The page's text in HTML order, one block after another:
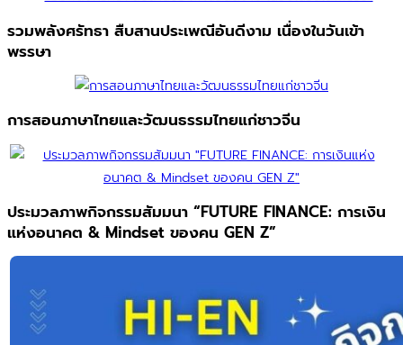
รวมพลังศรัทธา สืบสานประเพณีอันดีงาม เนื่องในวันเข้า
พรรษา
การสอนภาษาไทยและวัฒนธรรมไทยแก่ชาวจีน
ประมวลภาพกิจกรรมสัมมนา “FUTURE FINANCE: การเงิน
แห่งอนาคต & Mindset ของคน GEN Z”